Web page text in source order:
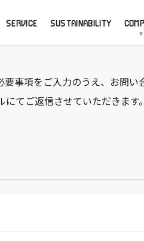
SERVICE SUSTAINABILITY
事項をご入力のうえ、お問い
てご返信させていただきます。